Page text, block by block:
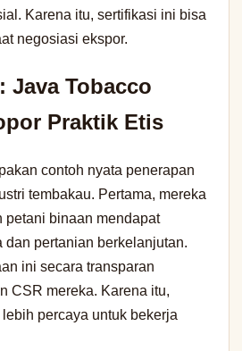
Karena itu, sertifikasi ini bisa
negosiasi ekspor.
Java Tobacco
Praktik Etis
contoh nyata penerapan
tembakau. Pertama, mereka
petani binaan mendapat
dan pertanian berkelanjutan.
ini secara transparan
CSR mereka. Karena itu,
percaya untuk bekerja